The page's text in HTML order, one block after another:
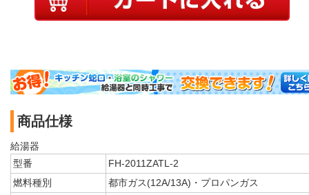
商品仕様
給湯器
型番
FH-2011ZATL-2
燃料種別
都市ガス(12A/13A)・プロパンガス